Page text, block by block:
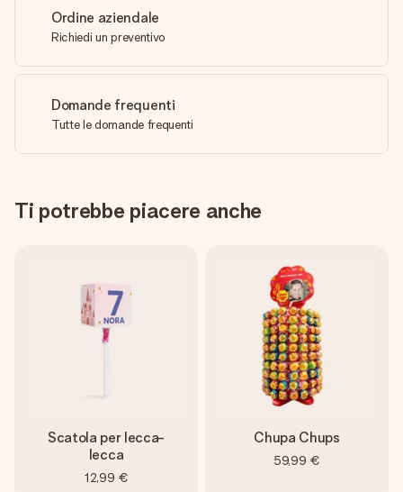
Ordine aziendale
Richiedi un preventivo
Domande frequenti
Tutte le domande frequenti
Ti potrebbe piacere anche
Scatola per lecca-
lecca
12,99 €
Chupa Chups
59,99 €